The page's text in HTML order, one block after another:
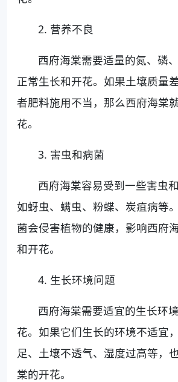
2. 营养不良
西府海棠需要适量的氮、磷
正常生长和开花。如果土壤质量
者肥料施用不当，那么西府海棠
花。
3. 害虫和病菌
西府海棠容易受到一些害虫
如蚜虫、螨虫、粉蝶、炭疽病等
菌会侵害植物的健康，影响西府
和开花。
4. 生长环境问题
西府海棠需要适宜的生长环
花。如果它们生长的环境不适宜
足、土壤不透气、湿度过高等，
棠的开花。